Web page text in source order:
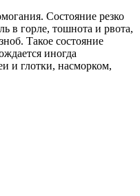
Состояние резко
в горле, тошнота и рвота,
Такое состояние
иногда
и глотки, насморком,